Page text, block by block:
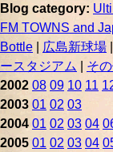
Blog category:
FM TOWNS and
Bottle
広島新球場
ースタジアム
そ
2002 08 09 10 11
2003 01 02 03
2004 01 02 03 04
2005 01 02 03 04